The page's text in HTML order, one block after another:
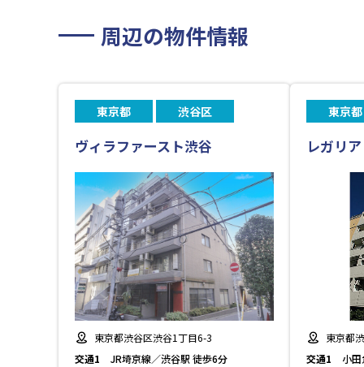
周辺の物件情報
東京都 渋谷区
ヴィラファースト渋谷
東京都渋谷区渋谷1丁目6-3
交通1
JR埼京線／渋谷駅 徒歩6分
東京都
レガリ
東京都
交通1
小